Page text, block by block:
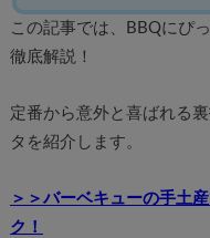
この記事では、BBQにぴ
徹底解説！
定番から意外と喜ばれる
タを紹介します。
＞＞バーベキューの手土
ク！